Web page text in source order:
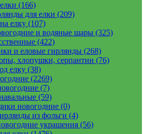
(166)
для елки (209)
елку (107)
и водяные шары (325)
(422)
и еловые гирлянды (268)
хлопушки, серпантин (76)
елку (38)
(2269)
(7)
(59)
новогодние (0)
из фольги (4)
украшения (56)